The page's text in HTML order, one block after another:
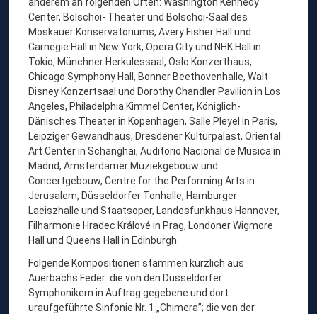
Center, Bolschoi- Theater und Bolschoi-Saal des
Moskauer Konservatoriums, Avery Fisher Hall und
Carnegie Hall in New York, Opera City und NHK Hall in
Tokio, Münchner Herkulessaal, Oslo Konzerthaus,
Chicago Symphony Hall, Bonner Beethovenhalle, Walt
Disney Konzertsaal und Dorothy Chandler Pavilion in Los
Angeles, Philadelphia Kimmel Center, Königlich-
Dänisches Theater in Kopenhagen, Salle Pleyel in Paris,
Leipziger Gewandhaus, Dresdener Kulturpalast, Oriental
Art Center in Schanghai, Auditorio Nacional de Musica in
Madrid, Amsterdamer Muziekgebouw und
Concertgebouw, Centre for the Performing Arts in
Jerusalem, Düsseldorfer Tonhalle, Hamburger
Laeiszhalle und Staatsoper, Landesfunkhaus Hannover,
Filharmonie Hradec Králové in Prag, Londoner Wigmore
Hall und Queens Hall in Edinburgh.
Folgende Kompositionen stammen kürzlich aus
Auerbachs Feder: die von den Düsseldorfer
Symphonikern in Auftrag gegebene und dort
uraufgeführte Sinfonie Nr. 1 „Chimera”; die von der